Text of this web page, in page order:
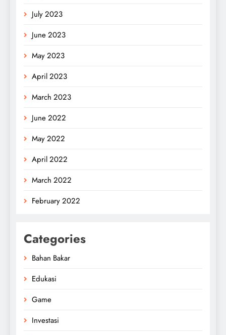
July 2023
June 2023
May 2023
April 2023
March 2023
June 2022
May 2022
April 2022
March 2022
February 2022
Categories
Bahan Bakar
Edukasi
Game
Investasi